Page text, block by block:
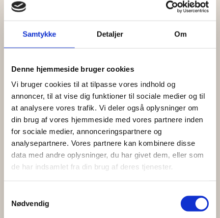
Samtykke Detaljer Om
Denne hjemmeside bruger cookies
Vi bruger cookies til at tilpasse vores indhold og
annoncer, til at vise dig funktioner til sociale medier og til
at analysere vores trafik. Vi deler også oplysninger om
din brug af vores hjemmeside med vores partnere inden
for sociale medier, annonceringspartnere og
analysepartnere. Vores partnere kan kombinere disse
data med andre oplysninger, du har givet dem, eller som
de har indsamlet fra din brug af deres tjenester.
Nødvendig
stemning – lige her ved vandet.